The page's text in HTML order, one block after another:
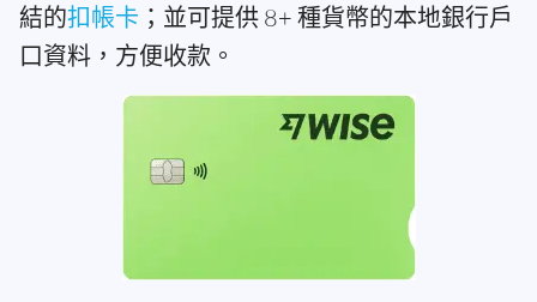
結的扣帳卡 ；並可提供 8+ 種貨幣的本地銀行戶
口資料，方便收款。